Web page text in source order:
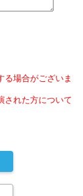
る場合がございま
された方について